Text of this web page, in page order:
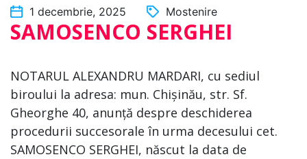
1 decembrie, 2025 Mostenire
SAMOSENCO SERGHEI
NOTARUL ALEXANDRU MARDARI, cu sediul
biroului la adresa: mun. Chișinău, str. Sf.
Gheorghe 40, anunță despre deschiderea
procedurii succesorale în urma decesului cet.
SAMOSENCO SERGHEI, născut la data de